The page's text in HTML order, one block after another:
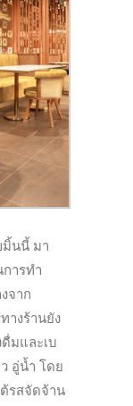
มิ้นนี้ มา
ารทำ
จาก
างร้านยัง
มและเบ
อู่น้ำ โดย
รสจัดจ้าน